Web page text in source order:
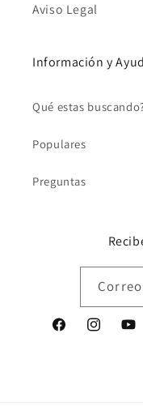
Aviso Legal
Información y
Qué estas
Populares
Preguntas
FacebookInstagram